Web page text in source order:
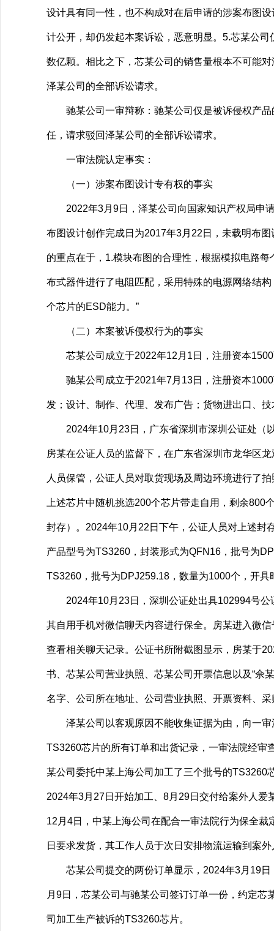
设计具有同一性，也不构成对在后申请的涉案布图
计公开，却仍发起本案诉讼，恶意明显。5.芯某公
数亿颗。相比之下，芯某公司的销售量根本不可能
泽某公司的全部诉讼请求。
驰某公司一审辩称：驰某公司仅是被诉侵权产品
任，请求驳回泽某公司的全部诉讼请求。
一审法院认定事实：
（一）涉案布图设计专有权的事实
2022年3月9日，泽某公司向国家知识产权局申请
布图设计创作完成日为2017年3月22日，未载明布
的重点在于，1.模块布图的合理性，根据模拟电路
布式器件进行了电阻匹配，采用特殊的电源网络结
个芯片的ESD能力。”
（二）本案被诉侵权行为的事实
芯某公司成立于2022年12月1日，注册资本1500
驰某公司成立于2021年7月13日，注册资本1000
发；设计、制作、代理、发布广告；货物进出口、
2024年10月23日，广东省深圳市深圳公证处（以
房某在公证人员的监督下，在广东省深圳市龙华区
人员保管，公证人员对取货现场及周边环境进行了
上述芯片中随机挑选200个芯片带走自用，剩余
封存）。2024年10月22日下午，公证人员对上述封
产品型号为TS3260，封装形式为QFN16，批号为
TS3260，批号为DPJ259.18，数量为1000个，开
2024年10月23日，深圳公证处出具102994号公
其自用手机对微信聊天内容进行保全。房某进入微
查看相关聊天记录。公证书所附截图显示，房某于
书、芯某公司营业执照、芯某公司开票信息以及“佘
名字、公司所在地址、公司营业执照、开票资料、
泽某公司以客观原因不能收集证据为由，向一审
TS3260芯片的所有订单和出货记录，一审法院经
某公司委托中某上海公司加工了三个批号的
2024年3月27日开始加工、8月29日交付给案外人
12月4日，中某上海公司在配合一审法院行为保全
日要求发货，其工作人员于次日安排物流运输到案
芯某公司提交的两份订单显示，2024年3月19日
月9日，芯某公司与驰某公司签订订单一份，约定
司加工生产被诉的TS3260芯片。